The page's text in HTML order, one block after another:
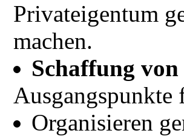
Privateigentum
machen.
Schaffung
Ausgangspunkte
Organisieren